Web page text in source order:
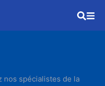
nos spécialistes de la